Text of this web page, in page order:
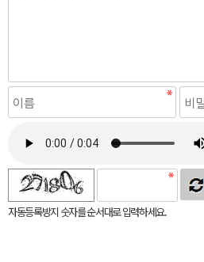
자동등록방지 숫자를 순서대로 입력하세요.